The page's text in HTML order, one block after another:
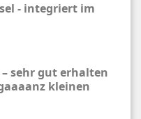
- integriert im
sehr gut erhalten
kleinen